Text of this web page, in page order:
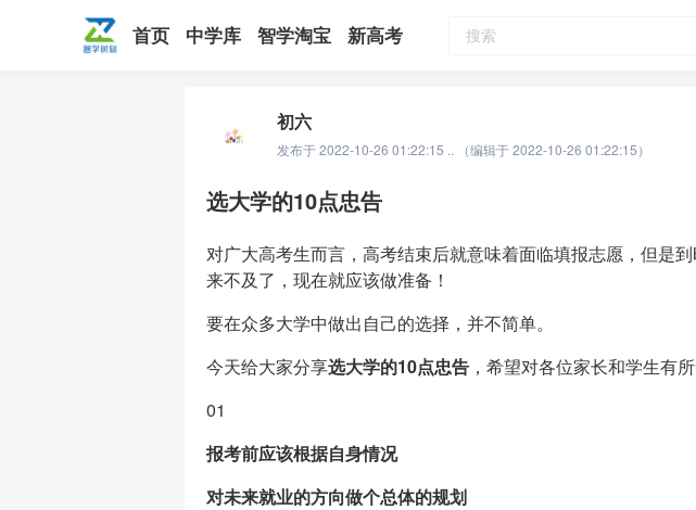
首页 中学库 智学淘宝 新高考
初六
发布于 2022-10-26 01:22:15 .. （编辑于 2022-10-26 01:22:15）
选大学的10点忠告
对广大高考生而言，高考结束后就意味着面临填报志愿，但是
来不及了，现在就应该做准备！
要在众多大学中做出自己的选择，并不简单。
今天给大家分享选大学的10点忠告，希望对各位家长和学生有所
01
报考前应该根据自身情况
对未来就业的方向做个总体的规划